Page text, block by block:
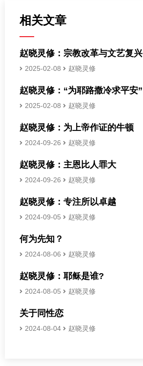
相关文章
赵晓灵修：宗教改革与文艺复兴
2025-02-08 赵晓灵修
赵晓灵修：“为耶路撒冷求平安”
2025-02-08 赵晓灵修
赵晓灵修：为上帝作证的牛顿
2024-09-26 赵晓灵修
赵晓灵修：主恩比人罪大
2024-09-26 赵晓灵修
赵晓灵修：专注所以卓越
2024-09-05 赵晓灵修
何为先知？
2024-08-06 赵晓灵修
赵晓灵修：耶稣是谁?
2024-08-05 赵晓灵修
关于同性恋
2024-08-04 赵晓灵修